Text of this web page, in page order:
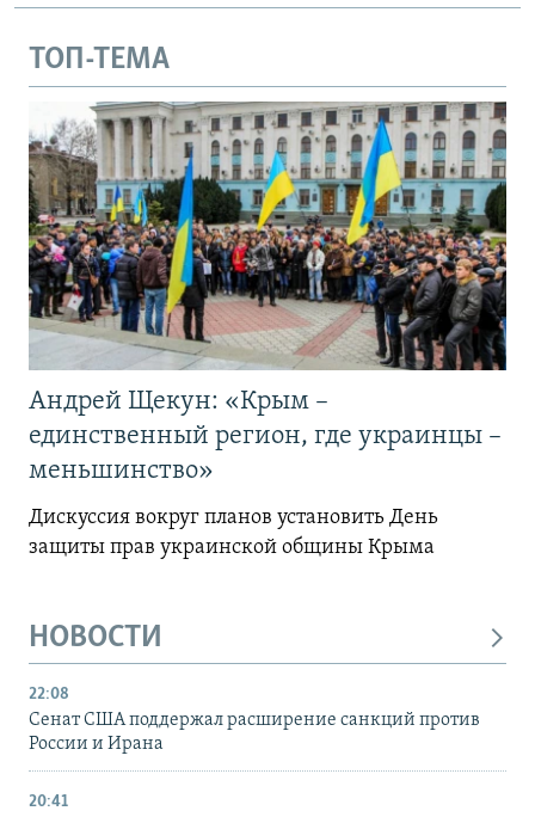
ТОП-ТЕМА
Андрей Щекун: «Крым –
единственный регион, где украинцы –
меньшинство»
Дискуссия вокруг планов установить День
защиты прав украинской общины Крыма
НОВОСТИ
22:08
Сенат США поддержал расширение санкций против
России и Ирана
20:41